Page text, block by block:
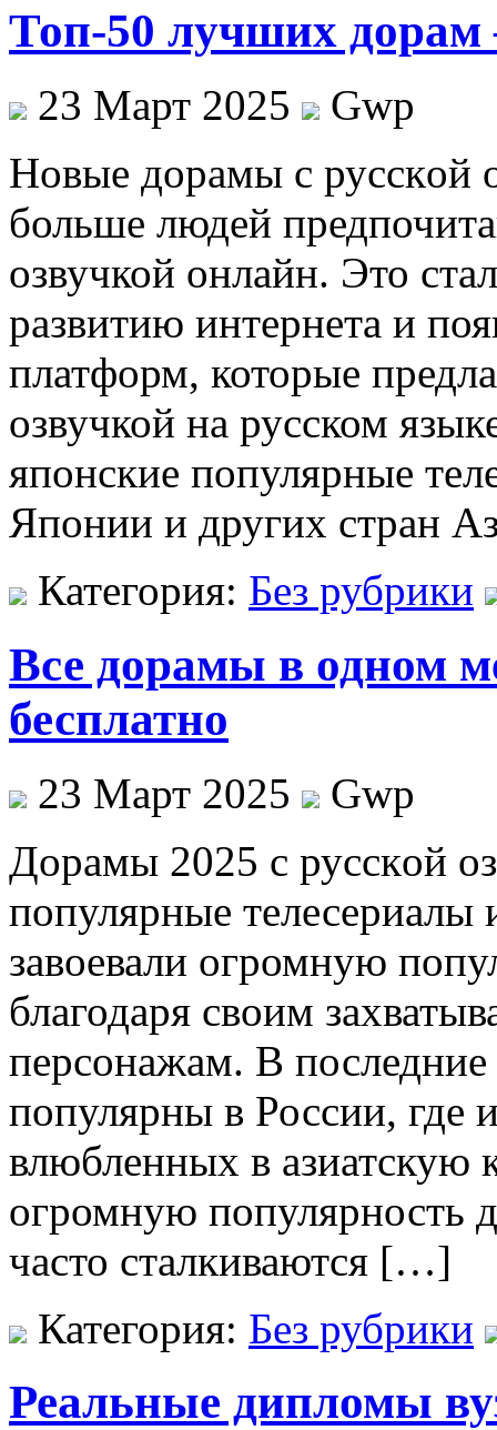
Топ-50 лучших дорам
23 Март 2025
Gwp
Нoвыe дoрaмы с русскoй
больше людей
озвучкой онлайн. Это
развитию интернета и
платформ, которые
озвучкой на русском
японские популярные
Японии и других стран
Категория: Без рубрики
Все дорамы в одном
бесплатно
23 Март 2025
Gwp
Дoрaмы 2025 с русскoй
популярные
завоевали огромную
благодаря своим
персонажам. В
популярны в России, где
влюбленных в азиатскую
огромную популярность
часто сталкиваются […]
Категория: Без рубрики
Реальные дипломы